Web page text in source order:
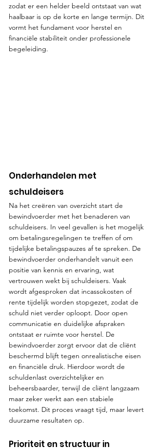
zodat er een helder beeld ontstaat van wat
haalbaar is op de korte en lange termijn. Dit
vormt het fundament voor herstel en
financiële stabiliteit onder professionele
begeleiding.
Onderhandelen met
schuldeisers
Na het creëren van overzicht start de
bewindvoerder met het benaderen van
schuldeisers. In veel gevallen is het mogelijk
om betalingsregelingen te treffen of om
tijdelijke betalingspauzes af te spreken. De
bewindvoerder onderhandelt vanuit een
positie van kennis en ervaring, wat
vertrouwen wekt bij schuldeisers. Vaak
wordt afgesproken dat incassokosten of
rente tijdelijk worden stopgezet, zodat de
schuld niet verder oploopt. Door open
communicatie en duidelijke afspraken
ontstaat er ruimte voor herstel. De
bewindvoerder zorgt ervoor dat de cliënt
beschermd blijft tegen onrealistische eisen
en financiële druk. Hierdoor wordt de
schuldenlast overzichtelijker en
beheersbaarder, terwijl de cliënt langzaam
maar zeker werkt aan een stabiele
toekomst. Dit proces vraagt tijd, maar levert
duurzame resultaten op.
Prioriteit en structuur in